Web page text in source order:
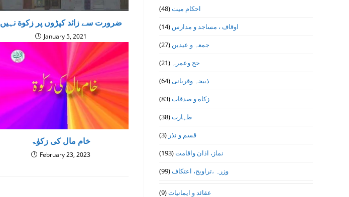
ضرورت سے زائد کپڑوں پر زکوة نہیں
January 5, 2021
خام مال کی زکوٰۃ
February 23, 2023
احکام میت(48)
اوقاف ، مساجد و مدارس (14)
جمعہ و عیدین (27)
حج وعمرہ (21)
ذبیحہ وقربانی(64)
زکاة و صدقات(83)
طہارت(38)
قسم و نذر (3)
نماز، اذان واقامت(193)
وزرہ ،تراويح، اعتكاف(99)
عقائد و ایمانیات(9)